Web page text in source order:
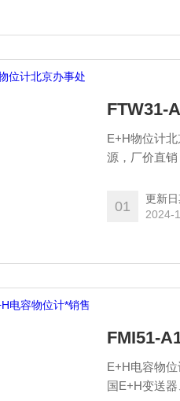
FTW31-
E+H物位计
源，厂价直
流量计，
开关
01
更新日
2024-
FMI51-
E+H电容物
国E+H变送